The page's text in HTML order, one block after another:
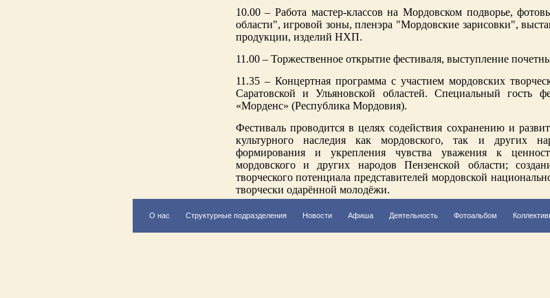
10.00 – Работа мастер-классов на Мордовском подворье,
области", игровой зоны, пленэра "Мордовские зарисовки",
продукции, изделий НХП.
11.00 – Торжественное открытие фестиваля, выступление
11.35 – Концертная программа с участием мордовских
Саратовской и Ульяновской областей. Специальный гость
«Морденс» (Республика Мордовия).
Фестиваль проводится в целях содействия сохранению и
культурного наследия как мордовского, так и других
формирования и укрепления чувства уважения к
мордовского и других народов Пензенской области;
творческого потенциала представителей мордовской
творчески одарённой молодёжи.
О нас Структурные подразделения Новости Афиша Деятельность Фотоальбом